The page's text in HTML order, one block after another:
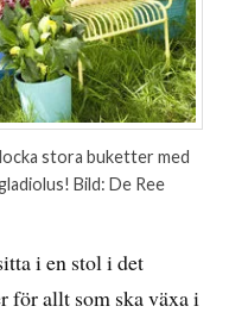
stora buketter med
Bild: De Ree
i en stol i det
för allt som ska växa i